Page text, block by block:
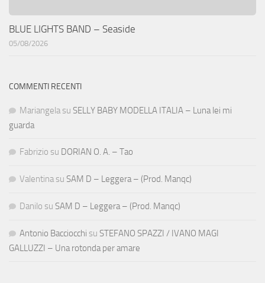
BLUE LIGHTS BAND – Seaside
05/08/2026
COMMENTI RECENTI
Mariangela su SELLY BABY MODELLA ITALIA – Luna lei mi
guarda
Fabrizio su DORIAN O. A. – Tao
Valentina su SAM D – Leggera – (Prod. Manqc)
Danilo su SAM D – Leggera – (Prod. Manqc)
Antonio Bacciocchi su STEFANO SPAZZI / IVANO MAGI
GALLUZZI – Una rotonda per amare